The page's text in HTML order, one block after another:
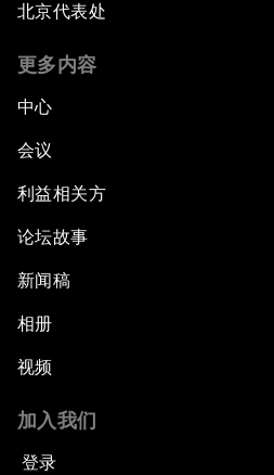
北京代表处
更多内容
中心
会议
利益相关方
论坛故事
新闻稿
相册
视频
加入我们
登录